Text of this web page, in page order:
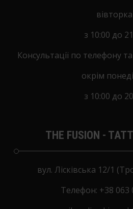
вівторка
з 10:00 до
Консультації по телефону
окрім
з 10:00 до
THE FUSION -
вул. Лісківська 12/1
Tелефон: +38 063